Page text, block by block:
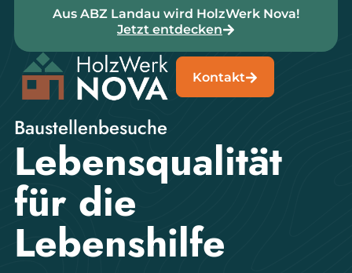
Aus ABZ Landau wird HolzWerk Nova!
Jetzt entdecken
Kontakt
Baustellenbesuche
Lebensqualität
für die
Lebenshilfe